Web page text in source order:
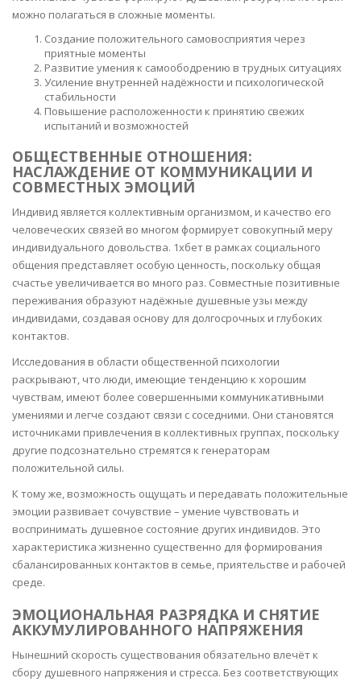
можно полагаться в сложные моменты.
Создание положительного самовосприятия через
приятные моменты
Развитие умения к самоободрению в трудных ситуациях
Усиление внутренней надёжности и психологической
стабильности
Повышение расположенности к принятию свежих
испытаний и возможностей
ОБЩЕСТВЕННЫЕ ОТНОШЕНИЯ:
НАСЛАЖДЕНИЕ ОТ КОММУНИКАЦИИ И
СОВМЕСТНЫХ ЭМОЦИЙ
Индивид является коллективным организмом, и качество его
человеческих связей во многом формирует совокупный меру
индивидуального довольства. 1хбет в рамках социального
общения представляет особую ценность, поскольку общая
счастье увеличивается во много раз. Совместные позитивные
переживания образуют надёжные душевные узы между
индивидами, создавая основу для долгосрочных и глубоких
контактов.
Исследования в области общественной психологии
раскрывают, что люди, имеющие тенденцию к хорошим
чувствам, имеют более совершенными коммуникативными
умениями и легче создают связи с соседними. Они становятся
источниками привлечения в коллективных группах, поскольку
другие подсознательно стремятся к генераторам
положительной силы.
К тому же, возможность ощущать и передавать положительные
эмоции развивает сочувствие – умение чувствовать и
воспринимать душевное состояние других индивидов. Это
характеристика жизненно существенно для формирования
сбалансированных контактов в семье, приятельстве и рабочей
среде.
ЭМОЦИОНАЛЬНАЯ РАЗРЯДКА И СНЯТИЕ
АККУМУЛИРОВАННОГО НАПРЯЖЕНИЯ
Нынешний скорость существования обязательно влечёт к
сбору душевного напряжения и стресса. Без соответствующих